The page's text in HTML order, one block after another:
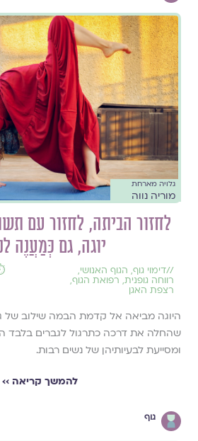
גלויה מארחת
מוריה נווה
לחזור הביתה, לחזור עם
יוגה, גם כְּמַעֲנֶה
//דימוי גוף, הגוף האנושי,
רווחה גופנית, רפואת הגוף,
רצפת האגן
⏱️ 5
היוגה מביאה אל קדמת הבמה שילוב של
שהחלה את דרכה כתרגול לגברים בלבד
ומסייעת לבעיותיהן של נשים רבות.
להמשך קריאה ››
גוף